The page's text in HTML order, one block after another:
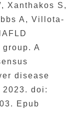
Xanthakos S,
A, Villota-
A
disease
2023. doi:
Epub